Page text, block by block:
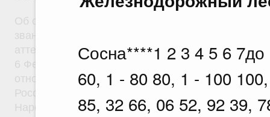
Сосна****1 2 3 4 5 6
60, 1 - 80 80, 1 - 100
85, 32 66, 06 52, 92 39,
аттестации Российской Федерации, лицам,
6 Федерального закона "Об особенностях
отношений в сферах образования и науки в
Народной Республики, Запорожской области,